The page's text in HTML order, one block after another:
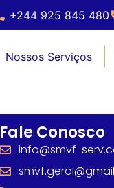
+244 925 845 480
Nossos Serviços
Fale Conosco
info@smvf-